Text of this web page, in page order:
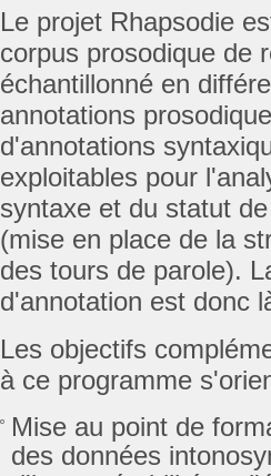
Le projet Rhapsodie
corpus prosodique de
échantillonné en
annotations
d'annotations
exploitables pour
syntaxe et du statut
(mise en place de la
des tours de parole).
d'annotation est donc
Les objectifs
à ce programme
Mise au point de
des données